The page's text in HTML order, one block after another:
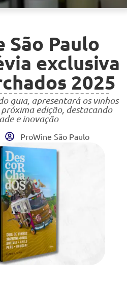
São Paulo
exclusiva
2025
guia, apresentará os vinhos
edição, destacando
e inovação
ProWine São Paulo